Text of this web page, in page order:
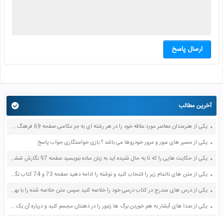
ارسال پاسخ
آخرین مطالب
یکی از هنرمندان معاصر مورد علاقه خود را در هر رشته ای به جز عکاسی صفحه 69 فرهنگ و هنر نهم
یکی از مسیر های عبور و مرور خودروها می باشد ؟ بازی خواستگاری جواب پاسخ
یکی از حکایت هایی را که تا به حال شنیده اید به زبان ساده بنویسید صفحه 97 نگارش ششم دبستان
یکی از متن های ناتمام زیر را انتخاب کنید و نوشته را ادامه دهید صفحه 73 و 74 کتاب نگارش فارسی پنجم دبستان
یکی از درس های مندرج در کتاب درسی خود را خلاصه کنید سپس متن خلاصه شده را با بهره گیری از روش های دسته بندی نمودار جدول نقشه مفهومی نشان دهید صفحه 118 نگارش یازدهم
یکی از صدا های آبشار به هم خوردن برگ ها زنبور را در ذهنتان مجسم کنید و درباره آن یک بند بنویسید صفحه 11 نگارش پنجم